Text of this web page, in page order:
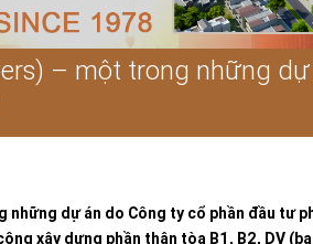
– một trong những
dự án do Công ty cổ phần đầu tư
xây dựng phần thân tòa B1, B2, DV